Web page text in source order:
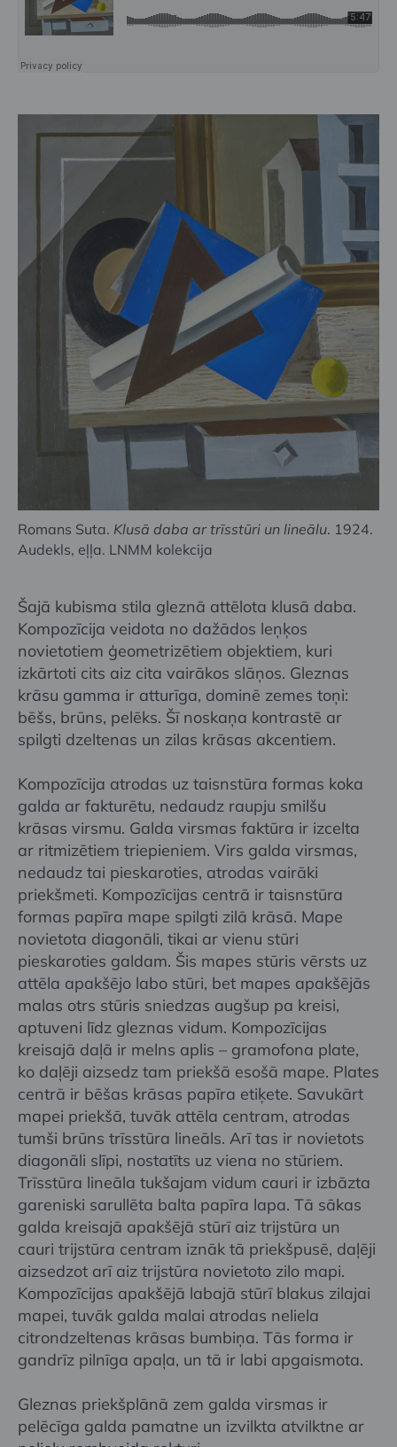
Romans Suta. Klusā daba ar trīsstūri un lineālu. 1924.
Audekls, eļļa. LNMM kolekcija
Šajā kubisma stila gleznā attēlota klusā daba.
Kompozīcija veidota no dažādos leņķos
novietotiem ģeometrizētiem objektiem, kuri
izkārtoti cits aiz cita vairākos slāņos. Gleznas
krāsu gamma ir atturīga, dominē zemes toņi:
bēšs, brūns, pelēks. Šī noskaņa kontrastē ar
spilgti dzeltenas un zilas krāsas akcentiem.
Kompozīcija atrodas uz taisnstūra formas koka
galda ar fakturētu, nedaudz raupju smilšu
krāsas virsmu. Galda virsmas faktūra ir izcelta
ar ritmizētiem triepieniem. Virs galda virsmas,
nedaudz tai pieskaroties, atrodas vairāki
priekšmeti. Kompozīcijas centrā ir taisnstūra
formas papīra mape spilgti zilā krāsā. Mape
novietota diagonāli, tikai ar vienu stūri
pieskaroties galdam. Šis mapes stūris vērsts uz
attēla apakšējo labo stūri, bet mapes apakšējās
malas otrs stūris sniedzas augšup pa kreisi,
aptuveni līdz gleznas vidum. Kompozīcijas
kreisajā daļā ir melns aplis – gramofona plate,
ko daļēji aizsedz tam priekšā esošā mape. Plates
centrā ir bēšas krāsas papīra etiķete. Savukārt
mapei priekšā, tuvāk attēla centram, atrodas
tumši brūns trīsstūra lineāls. Arī tas ir novietots
diagonāli slīpi, nostatīts uz viena no stūriem.
Trīsstūra lineāla tukšajam vidum cauri ir izbāzta
gareniski sarullēta balta papīra lapa. Tā sākas
galda kreisajā apakšējā stūrī aiz trijstūra un
cauri trijstūra centram iznāk tā priekšpusē, daļēji
aizsedzot arī aiz trijstūra novietoto zilo mapi.
Kompozīcijas apakšējā labajā stūrī blakus zilajai
mapei, tuvāk galda malai atrodas neliela
citrondzeltenas krāsas bumbiņa. Tās forma ir
gandrīz pilnīga apaļa, un tā ir labi apgaismota.
Gleznas priekšplānā zem galda virsmas ir
pelēcīga galda pamatne un izvilkta atvilktne ar